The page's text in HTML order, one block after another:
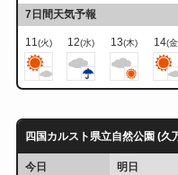
7日間天気予報
11(火) 12(水) 13(木) 14(
四国カルスト県立自然公園 (久
今日
明日